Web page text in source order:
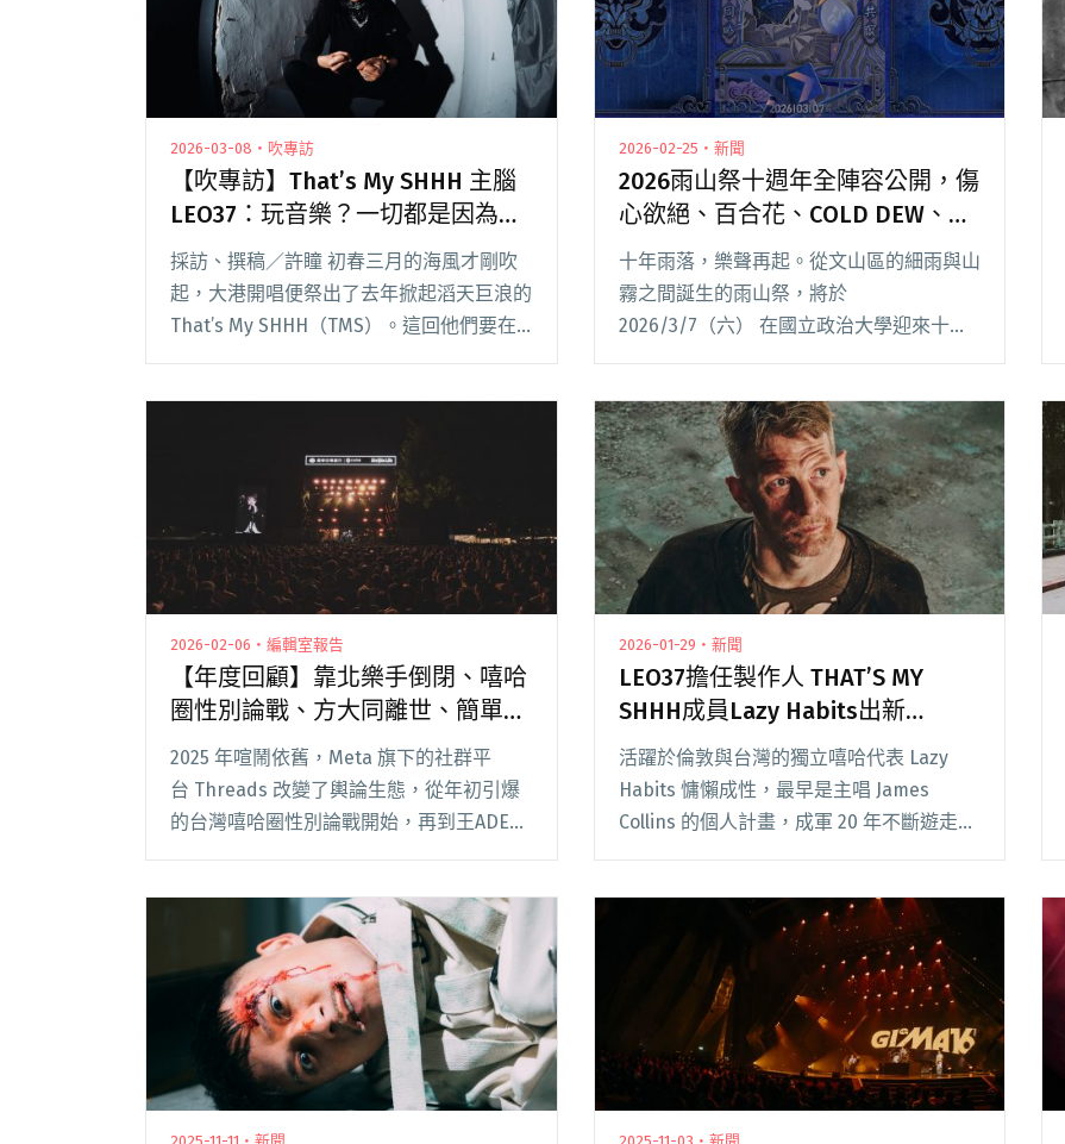
2026-03-08・吹專訪
【吹專訪】That’s My SHHH 主腦
LEO37：玩音樂？一切都是因為
傻！
採訪、撰稿／許瞳 初春三月的海風才剛吹
起，大港開唱便祭出了去年掀起滔天巨浪的
That’s My SHHH（TMS）。這回他們要在
My SHHH 主腦 LEO37：玩音樂？一切都是
2026-02-25・新聞
2026雨山祭十週年全陣容公開，傷
心欲絕、百合花、COLD DEW、
That’s My Shhh等12組演出邀請樂
迷重返文山
十年雨落，樂聲再起。從文山區的細雨與山
霧之間誕生的雨山祭，將於
2026/3/7（六） 在國立政治大學迎來十週
痴等 12 組獨立音樂代表性樂團及創作者，
並同步宣布新增閱讀全文 "2026雨山祭十週
年全陣容公開，傷心欲絕、百合花、COLD
DEW、That’s My Shhh等12組演出邀請樂
迷重返文山"
2026-02-06・編輯室報告
【年度回顧】靠北樂手倒閉、嘻哈
圈性別論戰、方大同離世、簡單生
活節20週年⋯⋯2025年度台灣音樂
事件簿
2025 年喧鬧依舊，Meta 旗下的社群平
台 Threads 改變了輿論生態，從年初引爆
的台灣嘻哈圈性別論戰開始，再到王ADEN
域，也讓樂迷的回聲，即時被聽閱讀全文
"【年度回顧】靠北樂手倒閉、嘻哈圈性別
論戰、方大同離世、簡單生活節20週
年⋯⋯2025年度台灣音樂事件簿"
2026-01-29・新聞
LEO37擔任製作人 THAT’S MY
SHHH成員Lazy Habits出新
EP《Crystal Coastlines》
活躍於倫敦與台灣的獨立嘻哈代表 Lazy
Habits 慵懶成性，最早是主唱 James
Collins 的個人計畫，成軍 20 年不斷遊走於
弦樂、厚重節奏與濃烈的閱讀全文 "LEO37
擔任製作人 THAT’S MY SHHH成員Lazy
Habits出新EP《Crystal Coastlines》"